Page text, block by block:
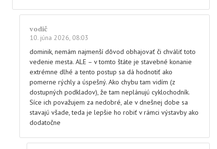
vodič
10. júna 2026, 08:03
dominik, nemám najmenší dôvod obhajovať či chváliť toto
vedenie mesta. ALE – v tomto štáte je stavebné konanie
extrémne dlhé a tento postup sa dá hodnotiť ako
pomerne rýchly a úspešný. Ako chybu tam vidím (z
dostupných podkladov), že tam neplánujú cyklochodník.
Síce ich považujem za nedobré, ale v dnešnej dobe sa
stavajú všade, teda je lepšie ho robiť v rámci výstavby ako
dodatočne